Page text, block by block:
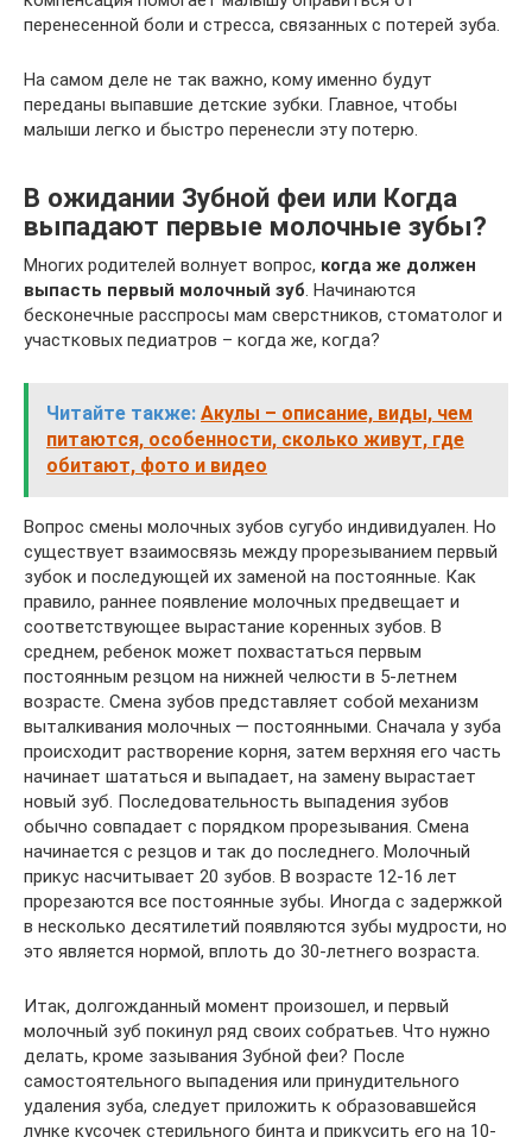
перенесенной боли и стресса, связанных с потерей зуба.
На самом деле не так важно, кому именно будут
переданы выпавшие детские зубки. Главное, чтобы
малыши легко и быстро перенесли эту потерю.
В ожидании Зубной феи или Когда
выпадают первые молочные зубы?
Многих родителей волнует вопрос, когда же должен
выпасть первый молочный зуб. Начинаются
бесконечные расспросы мам сверстников, стоматолог и
участковых педиатров – когда же, когда?
Читайте также: Акулы – описание, виды, чем
питаются, особенности, сколько живут, где
обитают, фото и видео
Вопрос смены молочных зубов сугубо индивидуален. Но
существует взаимосвязь между прорезыванием первый
зубок и последующей их заменой на постоянные. Как
правило, раннее появление молочных предвещает и
соответствующее вырастание коренных зубов. В
среднем, ребенок может похвастаться первым
постоянным резцом на нижней челюсти в 5-летнем
возрасте. Смена зубов представляет собой механизм
выталкивания молочных — постоянными. Сначала у зуба
происходит растворение корня, затем верхняя его часть
начинает шататься и выпадает, на замену вырастает
новый зуб. Последовательность выпадения зубов
обычно совпадает с порядком прорезывания. Смена
начинается с резцов и так до последнего. Молочный
прикус насчитывает 20 зубов. В возрасте 12-16 лет
прорезаются все постоянные зубы. Иногда с задержкой
в несколько десятилетий появляются зубы мудрости, но
это является нормой, вплоть до 30-летнего возраста.
Итак, долгожданный момент произошел, и первый
молочный зуб покинул ряд своих собратьев. Что нужно
делать, кроме зазывания Зубной феи? После
самостоятельного выпадения или принудительного
удаления зуба, следует приложить к образовавшейся
лунке кусочек стерильного бинта и прикусить его на 10-